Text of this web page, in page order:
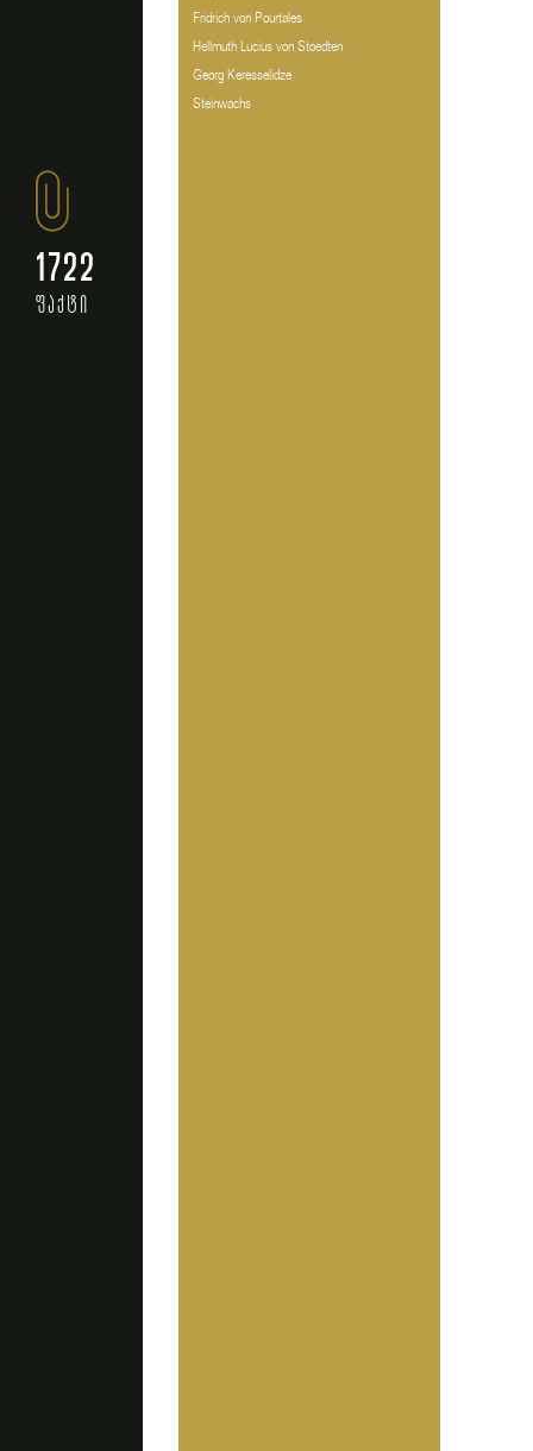
1722
ფაქტი
Fridrich von Pourtales
Hellmuth Lucius von Stoedten
Georg Keresselidze
Steinwachs